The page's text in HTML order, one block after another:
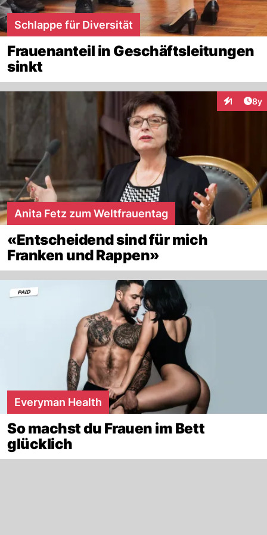
Schlappe für Diversität
Frauenanteil in Geschäftsleitungen
sinkt
1 8y
Anita Fetz zum Weltfrauentag
«Entscheidend sind für mich
Franken und Rappen»
Everyman Health
So machst du Frauen im Bett
glücklich